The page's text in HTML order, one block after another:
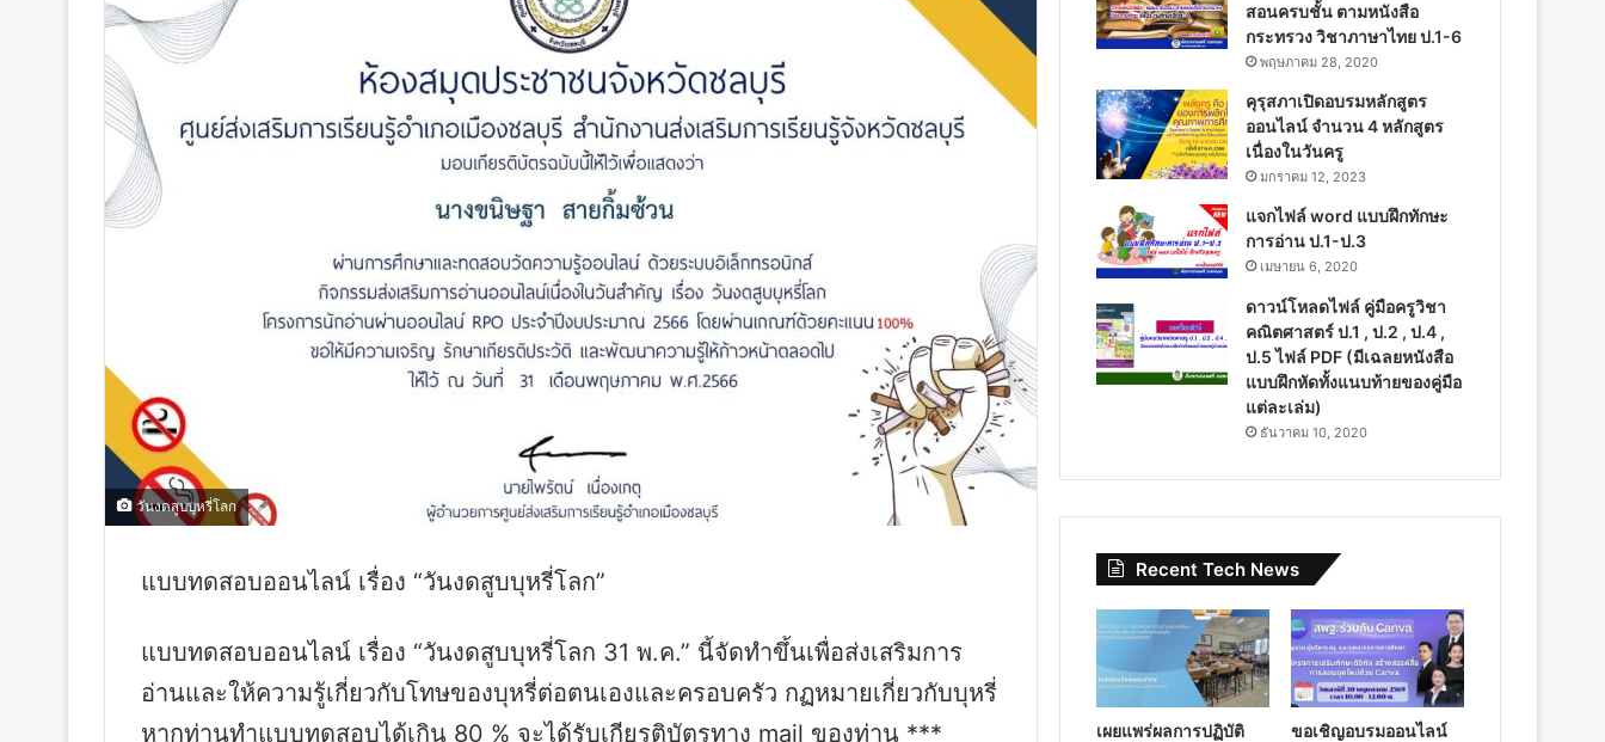
วันงดสูบบุหรี่โลก
แบบทดสอบออนไลน์ เรื่อง “วันงดสูบบุหรี่โลก”
แบบทดสอบออนไลน์ เรื่อง “วันงดสูบบุหรี่โลก 31 พ.ค.” นี้จัดทำขึ้นเพื่อส่งเสริมการ
อ่านและให้ความรู้เกี่ยวกับโทษของบุหรี่ต่อตนเองและครอบครัว กฏหมายเกี่ยวกับบุหรี่
หากท่านทำแบบทดสอบได้เกิน 80 % จะได้รับเกียรติบัตรทาง mail ของท่าน ***
สอนครบชั้น ตามหนังสือ
กระทรวง วิชาภาษาไทย ป.1-6
พฤษภาคม 28, 2020
คุรุสภาเปิดอบรมหลักสูตร
ออนไลน์ จำนวน 4 หลักสูตร
เนื่องในวันครู
มกราคม 12, 2023
แจกไฟล์ word แบบฝึกทักษะ
การอ่าน ป.1-ป.3
เมษายน 6, 2020
ดาวน์โหลดไฟล์ คู่มือครูวิชา
คณิตศาสตร์ ป.1 , ป.2 , ป.4 ,
ป.5 ไฟล์ PDF (มีเฉลยหนังสือ
แบบฝึกหัดทั้งแนบท้ายของคู่มือ
แต่ละเล่ม)
ธันวาคม 10, 2020
Recent Tech News
เผยแพร่ผลการปฏิบัติ
ขอเชิญอบรมออนไลน์